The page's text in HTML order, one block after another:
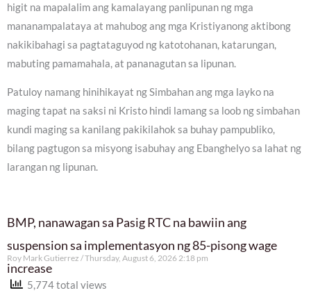
higit na mapalalim ang kamalayang panlipunan ng mga
mananampalataya at mahubog ang mga Kristiyanong aktibong
nakikibahagi sa pagtataguyod ng katotohanan, katarungan,
mabuting pamamahala, at pananagutan sa lipunan.
Patuloy namang hinihikayat ng Simbahan ang mga layko na
maging tapat na saksi ni Kristo hindi lamang sa loob ng simbahan
kundi maging sa kanilang pakikilahok sa buhay pampubliko,
bilang pagtugon sa misyong isabuhay ang Ebanghelyo sa lahat ng
larangan ng lipunan.
BMP, nanawagan sa Pasig RTC na bawiin ang
suspension sa implementasyon ng 85-pisong wage
increase
Roy Mark Gutierrez Thursday, August 6, 2026 2:18 pm
5,774 total views